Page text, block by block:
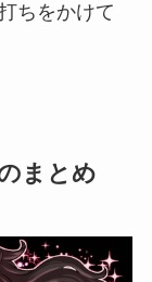
ちをかけて
まとめ